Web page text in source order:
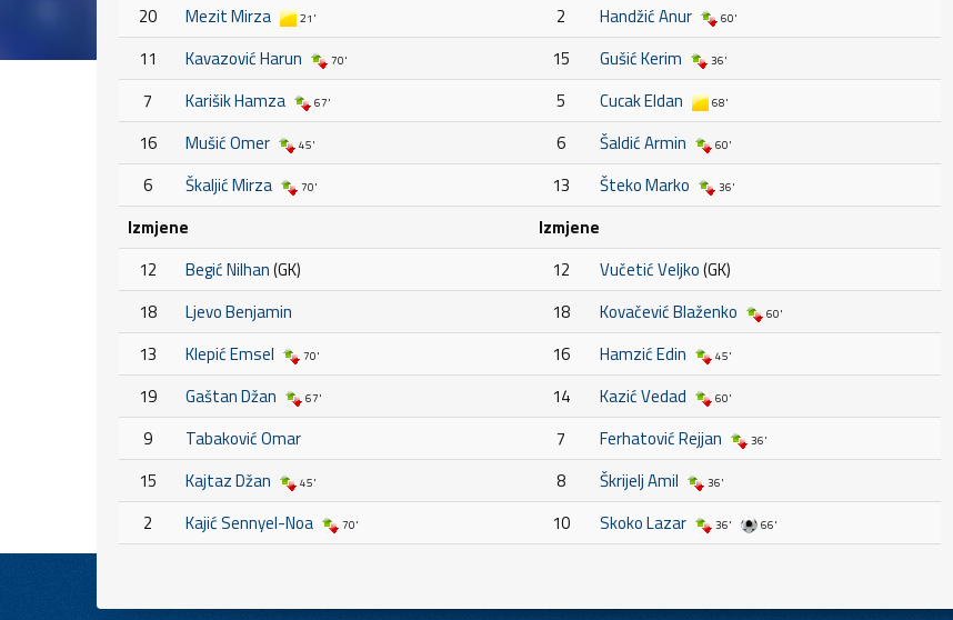
20
Mezit Mirza 21'
11 Kavazović Harun 70'
7 Karišik Hamza 67'
16 Mušić Omer 45'
6 Škaljić Mirza 70'
Izmjene
12
Begić Nilhan(GK)
18
Ljevo Benjamin
13
Klepić Emsel 70'
19 Gaštan Džan 67'
9
Tabaković Omar
15
Kajtaz Džan 45'
2 Kajić Sennyel-Noa 70'
2 Handžić Anur 60'
15 Gušić Kerim 36'
5 Cucak Eldan 68'
6 Šaldić Armin 60'
13 Šteko Marko 36'
Izmjene
12
Vučetić Veljko(GK)
18
Kovačević Blaženko 60'
16 Hamzić Edin 45'
14 Kazić Vedad 60'
7 Ferhatović Rejjan 36'
8 Škrijelj Amil 36'
10 Skoko Lazar 36' 66'